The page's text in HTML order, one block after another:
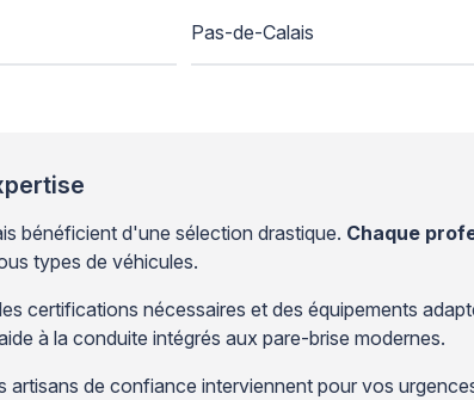
Pas-de-Calais
bénéficient d'une sélection drastique. Chaque
types de véhicules.
certifications nécessaires et des équipements
à la conduite intégrés aux pare-brise modernes.
artisans de confiance interviennent pour vos